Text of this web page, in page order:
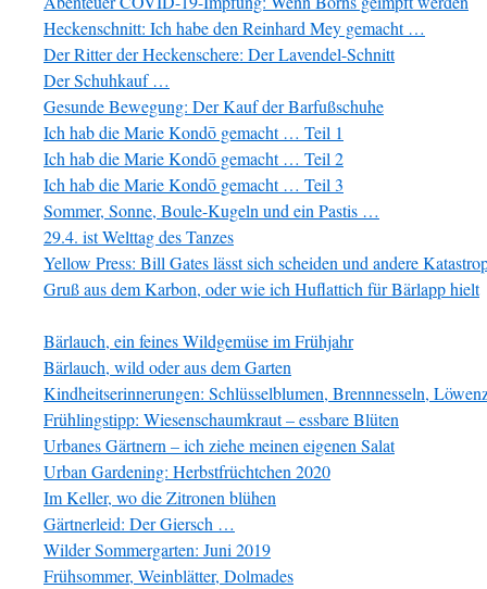
Heckenschnitt: Ich habe den Reinhard Mey gemacht …
Der Ritter der Heckenschere: Der Lavendel-Schnitt
Der Schuhkauf …
Gesunde Bewegung: Der Kauf der Barfußschuhe
Ich hab die Marie Kondō gemacht … Teil 1
Ich hab die Marie Kondō gemacht … Teil 2
Ich hab die Marie Kondō gemacht … Teil 3
Sommer, Sonne, Boule-Kugeln und ein Pastis …
29.4. ist Welttag des Tanzes
Yellow Press: Bill Gates lässt sich scheiden und andere
Gruß aus dem Karbon, oder wie ich Huflattich für Bärlapp hielt
Bärlauch, ein feines Wildgemüse im Frühjahr
Bärlauch, wild oder aus dem Garten
Kindheitserinnerungen: Schlüsselblumen, Brennnesseln,
Frühlingstipp: Wiesenschaumkraut – essbare Blüten
Urbanes Gärtnern – ich ziehe meinen eigenen Salat
Urban Gardening: Herbstfrüchtchen 2020
Im Keller, wo die Zitronen blühen
Gärtnerleid: Der Giersch …
Wilder Sommergarten: Juni 2019
Frühsommer, Weinblätter, Dolmades